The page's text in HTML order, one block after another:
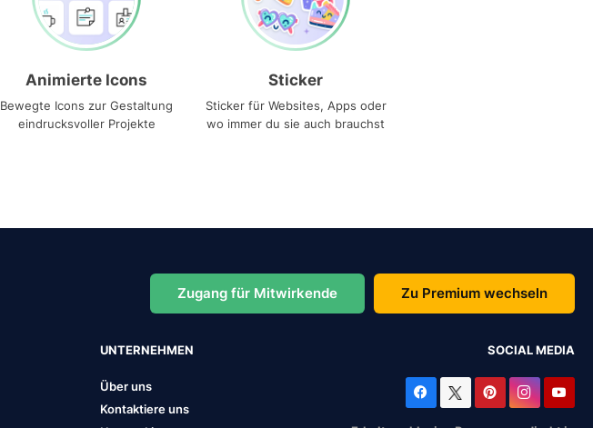
Animierte Icons
Bewegte Icons zur Gestaltung
eindrucksvoller Projekte
Sticker
Sticker für Websites, Apps oder
wo immer du sie auch brauchst
Zugang für Mitwirkende Zu Premium wechseln
UNTERNEHMEN
Über uns
Kontaktiere uns
SOCIAL MEDIA